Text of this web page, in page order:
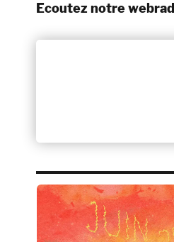
Ecoutez notre